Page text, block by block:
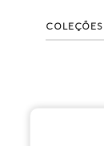
COLEÇÕES